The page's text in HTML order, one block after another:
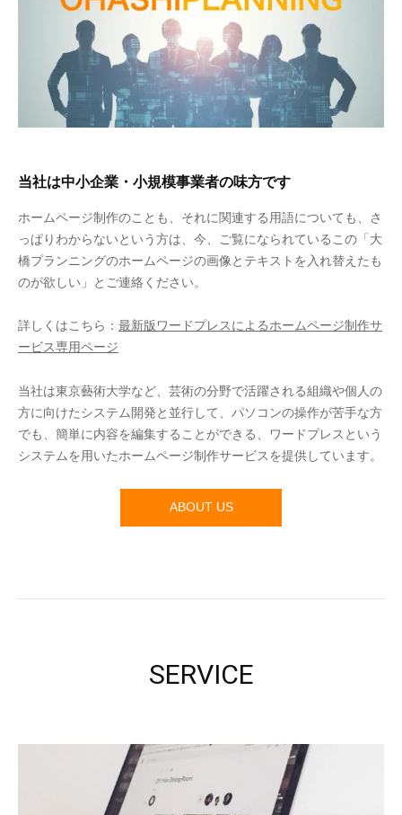
当社は中小企業・小規模事業者の味方です
ホームページ制作のことも、それに関連する用語についても、さ
っぱりわからないという方は、今、ご覧になられているこの「大
橋プランニングのホームページの画像とテキストを入れ替えたも
のが欲しい」とご連絡ください。
詳しくはこちら： 最新版ワードプレスによるホームページ制作サ
ービス専用ページ
当社は東京藝術大学など、芸術の分野で活躍される組織や個人の
方に向けたシステム開発と並行して、パソコンの操作が苦手な方
でも、簡単に内容を編集することができる、ワードプレスという
システムを用いたホームページ制作サービスを提供しています。
ABOUT US
SERVICE